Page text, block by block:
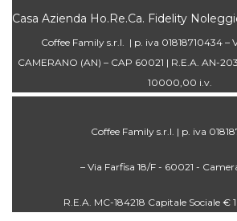
Casa Azienda Ho.Re.Ca. Fidelity
Coffee Family s.r.l. | p. iva 01818710434 –
CAMERANO (AN) – CAP 60021 | R.E.A. AN-
10000,00 i.v.
Coffee Family s.r.l. | p. iva
– Via Farfisa 18/F - 60021 -
R.E.A. MC-184218 Capitale Sociale